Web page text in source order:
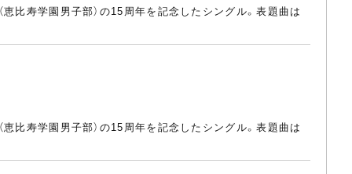
比寿学園男子部）の15周年を記念したシングル。表題曲は
比寿学園男子部）の15周年を記念したシングル。表題曲は